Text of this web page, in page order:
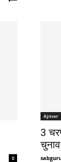
0
Ajmer
3
चुनाव